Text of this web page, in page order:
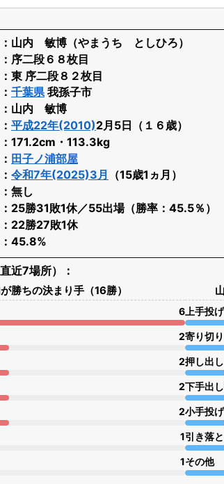
山内 敏博（やまうち としひろ）
序二段６８枚目
東 序二段８２枚目
千葉県我孫子市
山内 敏博
平成22年(2010)2月5日（１６歳）
171.2cm・113.3kg
田子ノ浦部屋
令和7年(2025)3月
（15歳1ヵ月）
無し
25勝31敗1休／55出場（勝率：45.5％）
22勝27敗1休
45.8%
近7場所）
勝ちの決まり手（16勝）
6
2
2
2
2
1
1
上手投げ
寄り切り
押し出し
下手出
小手投げ
引き落
その他